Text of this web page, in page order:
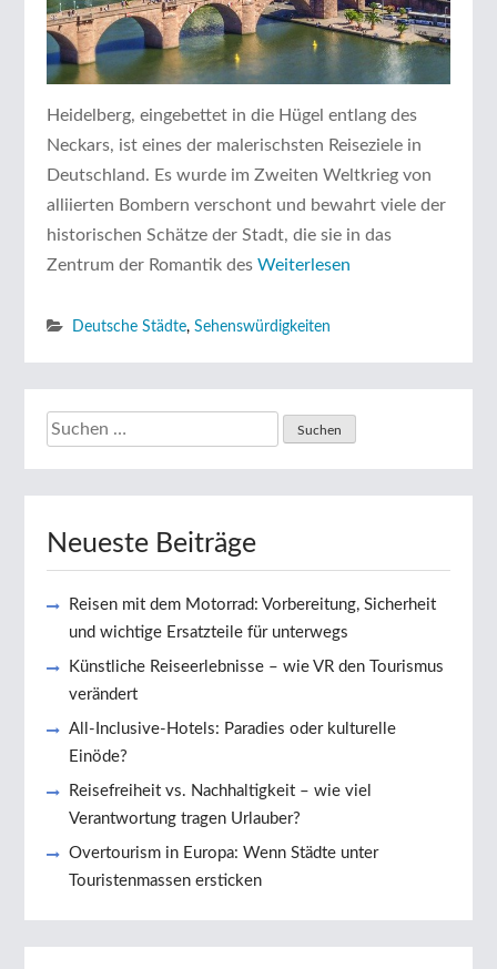
Heidelberg, eingebettet in die Hügel entlang des
Neckars, ist eines der malerischsten Reiseziele in
Deutschland. Es wurde im Zweiten Weltkrieg von
alliierten Bombern verschont und bewahrt viele der
historischen Schätze der Stadt, die sie in das
Zentrum der Romantik des Weiterlesen
Deutsche Städte, Sehenswürdigkeiten
Suchen
Neueste Beiträge
Reisen mit dem Motorrad: Vorbereitung, Sicherheit
und wichtige Ersatzteile für unterwegs
Künstliche Reiseerlebnisse – wie VR den Tourismus
verändert
All-Inclusive-Hotels: Paradies oder kulturelle
Einöde?
Reisefreiheit vs. Nachhaltigkeit – wie viel
Verantwortung tragen Urlauber?
Overtourism in Europa: Wenn Städte unter
Touristenmassen ersticken